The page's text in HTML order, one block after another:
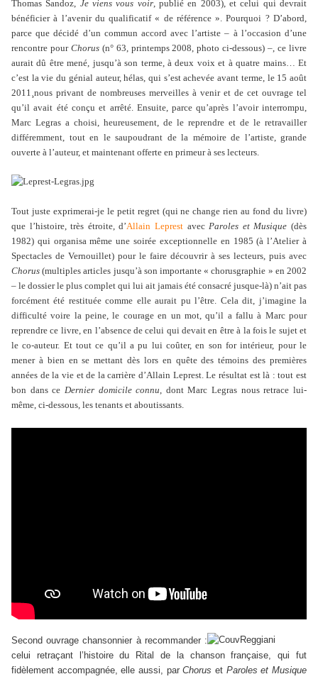
Thomas Sandoz, Je viens vous voir, publié en 2003), et celui qui devrait
bénéficier à l’avenir du qualificatif « de référence ». Pourquoi ? D’abord,
parce que décidé d’un commun accord avec l’artiste – à l’occasion d’une
rencontre pour Chorus(n° 63, printemps 2008, photo ci-dessous) –, ce livre
aurait dû être mené, jusqu’à son terme, à deux voix et à quatre mains… Et
c’est la vie du génial auteur, hélas, qui s’est achevée avant terme, le 15 août
2011¸nous privant de nombreuses merveilles à venir et de cet ouvrage tel
qu’il avait été conçu et arrêté. Ensuite, parce qu’après l’avoir interrompu,
Marc Legras a choisi, heureusement, de le reprendre et de le retravailler
différemment, tout en le saupoudrant de la mémoire de l’artiste, grande
ouverte à l’auteur, et maintenant offerte en primeur à ses lecteurs.
Tout juste exprimerai-je le petit regret (qui ne change rien au fond du livre)
que l’histoire, très étroite, d’Allain Leprest avecParoles et Musique (dès
1982) qui organisa même une soirée exceptionnelle en 1985 (à l’Atelier à
Spectacles de Vernouillet) pour le faire découvrir à ses lecteurs, puis avec
Chorus (multiples articles jusqu’à son importante « chorusgraphie » en 2002
– le dossier le plus complet qui lui ait jamais été consacré jusque-là) n’ait pas
forcément été restituée comme elle aurait pu l’être. Cela dit, j’imagine la
difficulté voire la peine, le courage en un mot, qu’il a fallu à Marc pour
reprendre ce livre, en l’absence de celui qui devait en être à la fois le sujet et
le co-auteur. Et tout ce qu’il a pu lui coûter, en son for intérieur, pour le
mener à bien en se mettant dès lors en quête des témoins des premières
années de la vie et de la carrière d’Allain Leprest. Le résultat est là : tout est
bon dans ce Dernier domicile connu, dont Marc Legras nous retrace lui-
même, ci-dessous, les tenants et aboutissants.
Second ouvrage chansonnier à recommander :
celui retraçant l’histoire du Rital de la chanson française, qui fut
fidèlement accompagnée, elle aussi, par Chorus et Paroles et Musique